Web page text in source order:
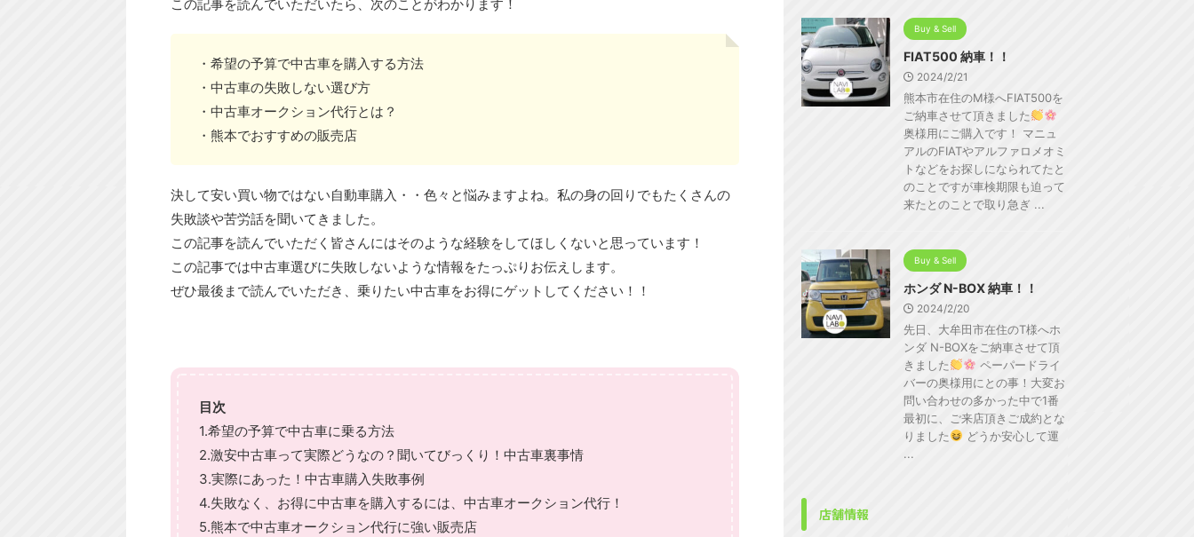
この記事を読んでいただいたら、次のことがわかります！
・希望の予算で中古車を購入する方法
・中古車の失敗しない選び方
・中古車オークション代行とは？
・熊本でおすすめの販売店
決して安い買い物ではない自動車購入・・色々と悩みますよね。私の身の回りでもたくさんの
失敗談や苦労話を聞いてきました。
この記事を読んでいただく皆さんにはそのような経験をしてほしくないと思っています！
この記事では中古車選びに失敗しないような情報をたっぷりお伝えします。
ぜひ最後まで読んでいただき、乗りたい中古車をお得にゲットしてください！！
目次
1.希望の予算で中古車に乗る方法
2.激安中古車って実際どうなの？聞いてびっくり！中古車裏事情
3.実際にあった！中古車購入失敗事例
4.失敗なく、お得に中古車を購入するには、中古車オークション代行！
5.熊本で中古車オークション代行に強い販売店
Buy & Sell
FIAT500 納車！！
2024/2/21
熊本市在住のM様へFIAT500を
ご納車させて頂きました
奥様用にご購入です！ マニュ
アルのFIATやアルファロメオミ
トなどをお探しになられてたと
のことですが車検期限も迫って
来たとのことで取り急ぎ ...
Buy & Sell
ホンダ N-BOX 納車！！
2024/2/20
先日、大牟田市在住のT様へホ
ンダ N-BOXをご納車させて頂
きました
ペーパードライ
バーの奥様用にとの事！大変お
問い合わせの多かった中で1番
最初に、ご来店頂きご成約とな
りました
どうか安心して運
...
店舗情報